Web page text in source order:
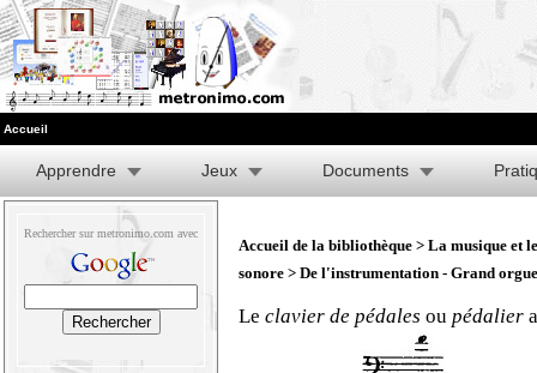
Accueil
Apprendre Jeux Documents
Rechercher sur metronimo.com avec
Accueil de la bibliothèque > La musique et
sonore > De l'instrumentation - Grand
Le clavier de pédales ou pédalier